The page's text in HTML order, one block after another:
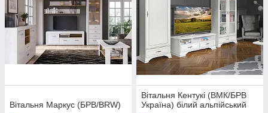
Вітальня Маркус (БРВ/BRW)
Вітальня Кентукі (ВМК/БРВ
Україна) білий альпійський